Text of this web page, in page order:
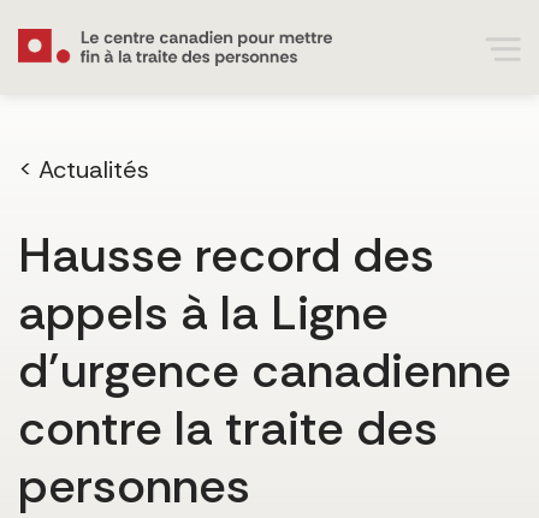
< Actualités
Hausse record des
appels à la Ligne
d’urgence canadienne
contre la traite des
personnes